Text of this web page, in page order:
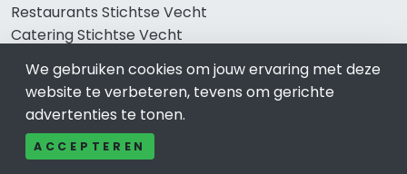
Restaurants Stichtse Vecht
Catering Stichtse Vecht
Tandartspraktijken Stichtse Vecht
Loodgieters Stichtse Vecht
Stukadoorsbedrijf Stichtse Vecht
Verhuisbedrijf Stichtse Vecht
We gebruiken cookies om jouw ervaring met deze
website te verbeteren, tevens om gerichte
advertenties te tonen.
ACCEPTEREN